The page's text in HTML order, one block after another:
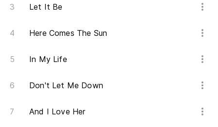
Let It Be
Here Comes The Sun
In My Life
Don't Let Me Down
And I Love Her